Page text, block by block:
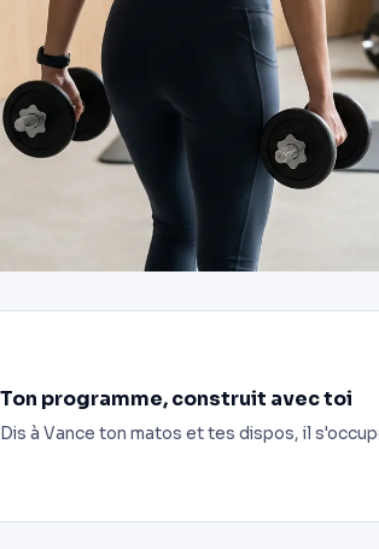
Ton programme, construit avec toi
Dis à Vance ton matos et tes dispos, il